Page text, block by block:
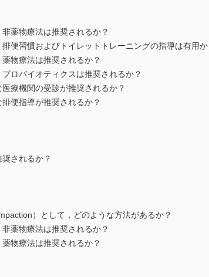
薬物療法は推奨されるか？
便習慣およびトイレットトレーニングの指導は有用
物療法は推奨されるか？
ロバイオティクスは推奨されるか？
療機関の受診が推奨されるか？
便指導が推奨されるか？
されるか？
）として，どのような方法があるか？
薬物療法は推奨されるか？
物療法は推奨されるか？